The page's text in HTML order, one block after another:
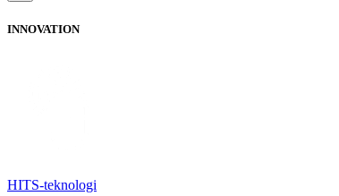
INNOVATION
HITS-teknologi